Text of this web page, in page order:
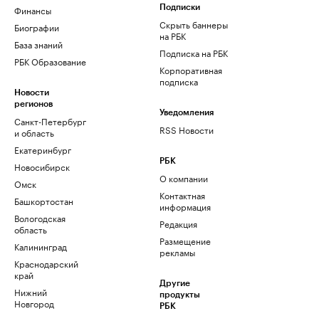
Финансы
Биографии
База знаний
РБК Образование
Новости
регионов
Санкт-Петербург
и область
Екатеринбург
Новосибирск
Омск
Башкортостан
Вологодская
область
Калининград
Краснодарский
край
Нижний
Новгород
Подписки
Скрыть баннеры
на РБК
Подписка на РБК
Корпоративная
подписка
Уведомления
RSS Новости
РБК
О компании
Контактная
информация
Редакция
Размещение
рекламы
Другие
продукты
РБК